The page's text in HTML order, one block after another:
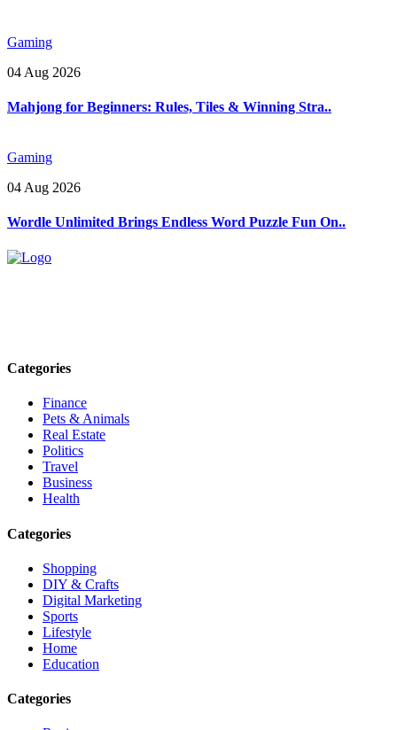
Gaming
04 Aug 2026
Mahjong for Beginners: Rules, Tiles & Winning Stra..
Gaming
04 Aug 2026
Wordle Unlimited Brings Endless Word Puzzle Fun On..
Categories
Finance
Pets & Animals
Real Estate
Politics
Travel
Business
Health
Categories
Shopping
DIY & Crafts
Digital Marketing
Sports
Lifestyle
Home
Education
Categories